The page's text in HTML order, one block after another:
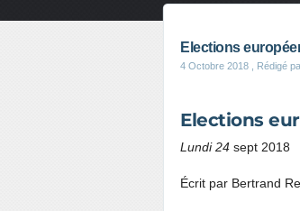
Elections
4 Octobre 2018 , Rédigé
Elections
Lundi 24 sept 2018
Écrit par Bertrand